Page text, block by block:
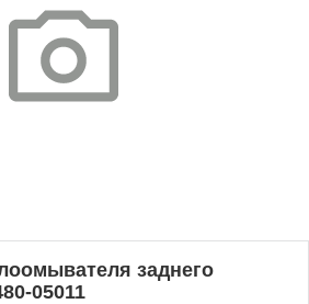
заднего
05011